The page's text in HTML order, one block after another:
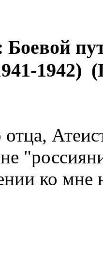
1942)
отца,
не
ко мне